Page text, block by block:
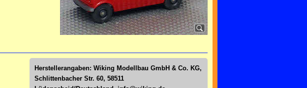
Herstellerangaben: Wiking Modellbau GmbH & Co. KG,
Schlittenbacher Str. 60, 58511